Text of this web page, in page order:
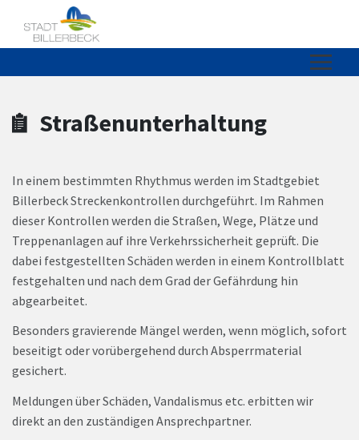
Zum Header
Zum Hauptinhalt
Zum Footer
Zum Hauptinhalt springen
Straßenunterhaltung
In einem bestimmten Rhythmus werden im Stadtgebiet
Billerbeck Streckenkontrollen durchgeführt. Im Rahmen
dieser Kontrollen werden die Straßen, Wege, Plätze und
Treppenanlagen auf ihre Verkehrssicherheit geprüft. Die
dabei festgestellten Schäden werden in einem Kontrollblatt
festgehalten und nach dem Grad der Gefährdung hin
abgearbeitet.
Besonders gravierende Mängel werden, wenn möglich, sofort
beseitigt oder vorübergehend durch Absperrmaterial
gesichert.
Meldungen über Schäden, Vandalismus etc. erbitten wir
direkt an den zuständigen Ansprechpartner.